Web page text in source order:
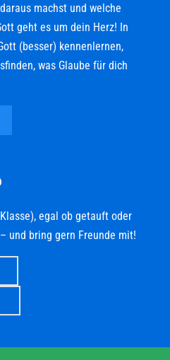
machst und welche
geht es um dein Herz! In
(besser) kennenlernen,
was Glaube für dich
egal ob getauft oder
und bring gern Freunde mit!